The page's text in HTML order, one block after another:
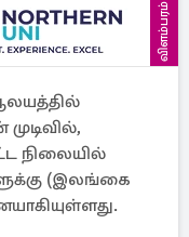
விளம்பரம்
நிலையில்
(இலங்கை